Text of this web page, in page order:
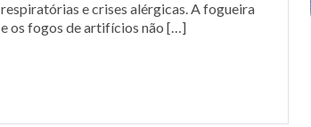
respiratórias e crises alérgicas. A fogueira
e os fogos de artifícios não […]